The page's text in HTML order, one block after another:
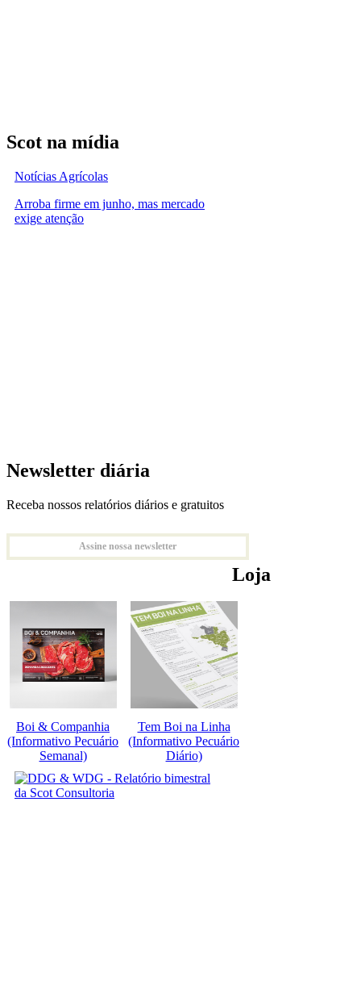
Scot na mídia
Notícias Agrícolas
Arroba firme em junho, mas mercado
exige atenção
Newsletter diária
Receba nossos relatórios diários e gratuitos
Assine nossa newsletter
Loja
Boi & Companhia
(Informativo Pecuário
Semanal)
Tem Boi na Linha
(Informativo Pecuário
Diário)